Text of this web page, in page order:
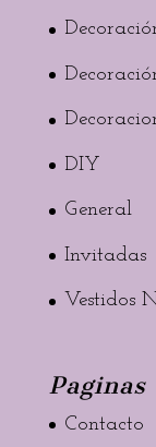
DIY
General
Invitadas
Vestidos
Paginas
Contacto